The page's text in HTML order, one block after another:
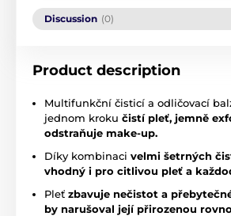
Discussion (0)
Product description
Multifunkční čisticí a odličovací
jednom kroku čistí pleť, jemně
odstraňuje make-up.
Díky kombinaci velmi šetrných
vhodný i pro citlivou pleť a
Pleť zbavuje nečistot a
by narušoval její přirozenou